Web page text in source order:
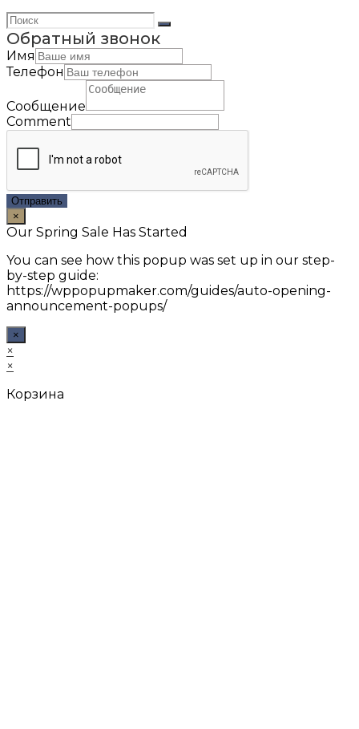
Обратный звонок
Имя
Телефон
Сообщение
Comment
Отправить
×
Our Spring Sale Has Started
You can see how this popup was set up in our step-
by-step guide:
https://wppopupmaker.com/guides/auto-opening-
announcement-popups/
×
×
×
Корзина